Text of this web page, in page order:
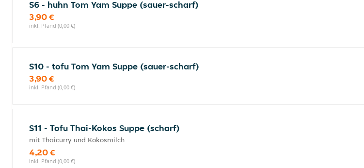
S6 - huhn Tom Yam Suppe (sauer-scharf)
3,90 €
inkl. Pfand (0,00 €)
S10 - tofu Tom Yam Suppe (sauer-scharf)
3,90 €
inkl. Pfand (0,00 €)
S11 - Tofu Thai-Kokos Suppe (scharf)
mit Thaicurry und Kokosmilch
4,20 €
inkl. Pfand (0,00 €)